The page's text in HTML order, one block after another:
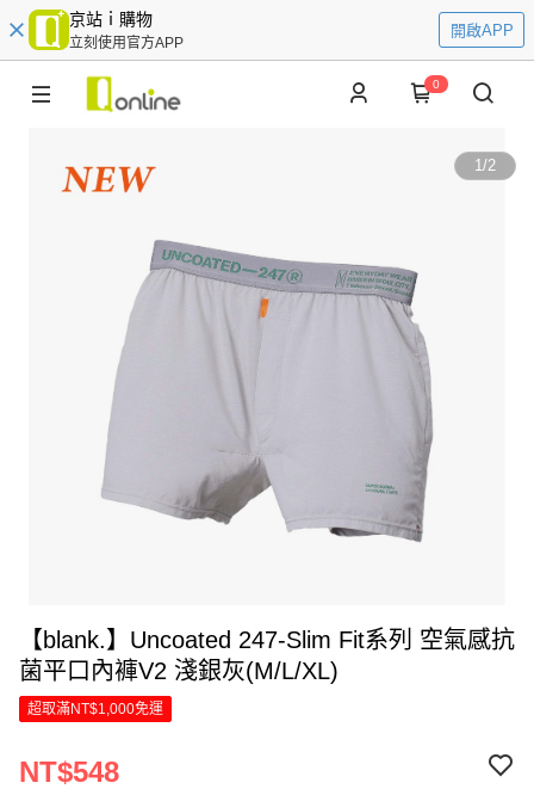
京站ｉ購物
立刻使用官方APP
開啟APP
0
1/2
【blank.】Uncoated 247-Slim Fit系列 空氣感抗
菌平口內褲V2 淺銀灰(M/L/XL)
超取滿NT$1,000免運
NT$548